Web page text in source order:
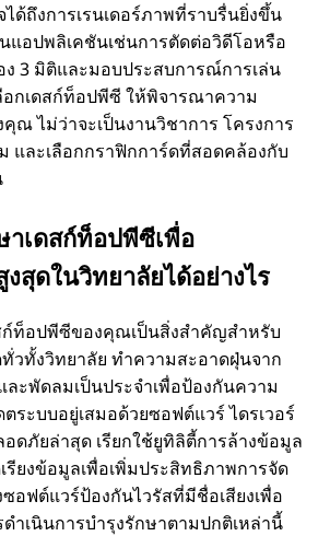
ด้ถึงการเรนเดอร์ภาพที่ราบรื่นยิ่งขึ้น
แอปพลิเคชันเช่นการตัดต่อวิดีโอหรือ
ง 3 มิติและมอบประสบการณ์การเล่น
อกเดสก์ท็อปพีซี ให้พิจารณาความ
ณ ไม่ว่าจะเป็นงานวิชาการ โครงการ
และเลือกกราฟิกการ์ดที่สอดคล้องกับ
เดสก์ท็อปพีซีเพื่อ
สุดในวิทยาลัยได้อย่างไร
ก์ท็อปพีซีของคุณเป็นสิ่งสําคัญสําหรับ
วทั้งวิทยาลัย ทําความสะอาดฝุ่นจาก
ละพัดลมเป็นประจําเพื่อป้องกันความ
ตระบบอยู่เสมอด้วยซอฟต์แวร์ ไดรเวอร์
ดภัยล่าสุด เรียกใช้ยูทิลิตี้การล้างข้อมูล
รียงข้อมูลเพื่อเพิ่มประสิทธิภาพการจัด
อฟต์แวร์ป้องกันไวรัสที่มีชื่อเสียงเพื่อ
าเนินการบํารุงรักษาตามปกติเหล่านี้